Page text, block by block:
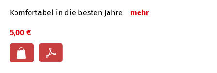
Komfortabel in die besten Jahre mehr
5,00 €